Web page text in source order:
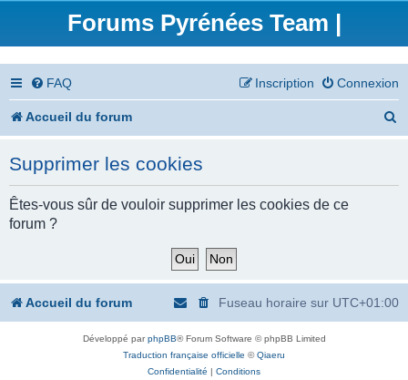
Forums Pyrénées Team |
FAQ Connexion
Inscription
Accueil du forum
c
Supprimer les cookies
Êtes-vous sûr de vouloir supprimer les cookies de ce
forum ?
Accueil du forum Fuseau horaire sur UTC+01:00
Développé parphpBB® Forum Software © phpBB Limited
Traduction française officielle ©Qiaeru
Confidentialité | Conditions